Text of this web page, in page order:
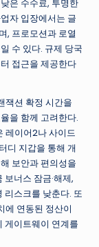
은 수수료, 투명한
자 입장에서는 글
, 프로모션과 로열
수 있다. 규제 당국
접근을 제공한다
잭션 확정 시간을
을 함께 고려한다.
레이어2나 사이드
디 지갑을 통해 개
보안과 편의성을
보너스 잠금·해제,
리스크를 낮춘다. 또
에 연동된 정산이
게이트웨이 연계를